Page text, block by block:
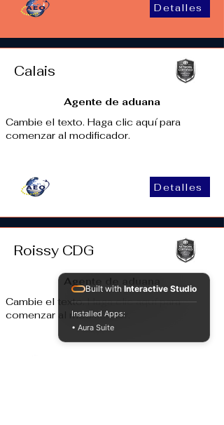
Detalles
Calais
Agente de aduana
Cambie el texto. Haga clic aquí para
comenzar al modificador.
Detalles
Roissy CDG
Agente de aduana
Cambie el texto. Haga clic aquí para
comenzar al modificador.
Built with Interactive Studio
Installed Apps:
• Aura Suite